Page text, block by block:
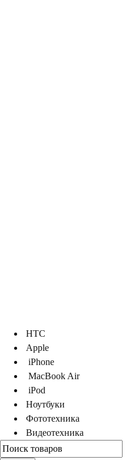
HTC
Apple
iPhone
MacBook Air
iPod
Ноутбуки
Фототехника
идеотехника